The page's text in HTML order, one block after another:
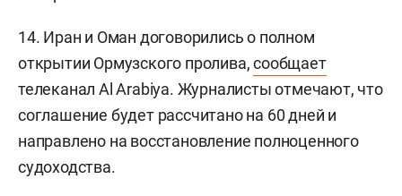
14. Иран и Оман договорились о полном
открытии Ормузского пролива,сообщает
телеканал Al Arabiya. Журналисты отмечают, что
соглашение будет рассчитано на 60 дней и
направлено на восстановление полноценного
судоходства.